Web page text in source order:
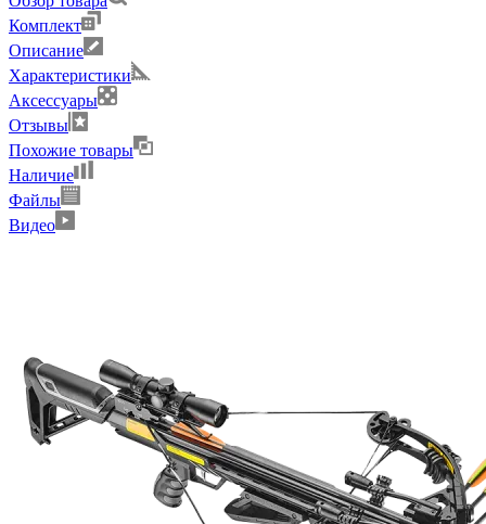
Комплект
Описание
Характеристики
Аксессуары
Отзывы
Похожие товары
Наличие
Файлы
Видео